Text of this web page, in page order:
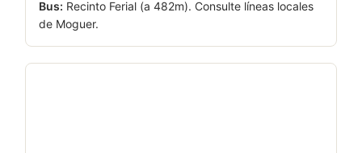
Bus: Recinto Ferial (a 482m). Consulte líneas locales
de Moguer.